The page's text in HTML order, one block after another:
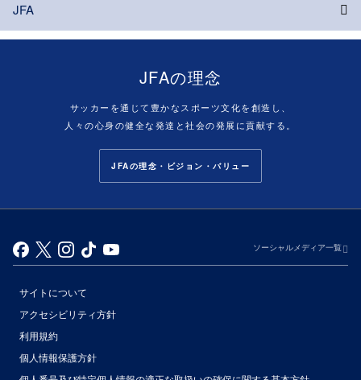
JFA
JFAの理念
サッカーを通じて豊かなスポーツ文化を創造し、
人々の心身の健全な発達と社会の発展に貢献する。
JFAの理念・ビジョン・バリュー
ソーシャルメディア一覧
サイトについて
アクセシビリティ方針
利用規約
個人情報保護方針